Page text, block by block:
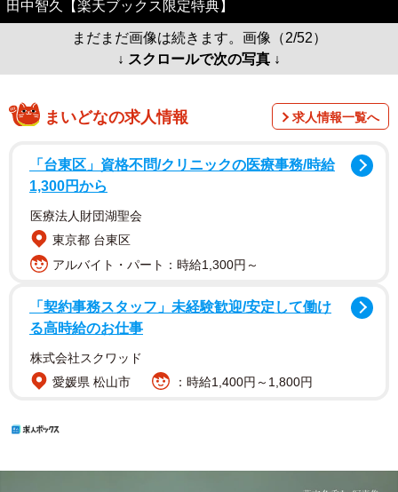
田中智久【楽天ブックス限定特典】
まだまだ画像は続きます。画像（2/52）
↓ スクロールで次の写真 ↓
まいどなの求人情報 求人情報一覧へ
「台東区」資格不問/クリニックの医療事務/時給
1,300円から
医療法人財団湖聖会
東京都 台東区
アルバイト・パート：時給1,300円～
「契約事務スタッフ」未経験歓迎/安定して働け
る高時給のお仕事
株式会社スクワッド
愛媛県 松山市
：時給1,400円～1,800円